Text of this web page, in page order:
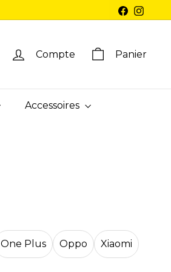
Facebook
Compte Panier
Accessoires
One Plus Oppo Xiaomi